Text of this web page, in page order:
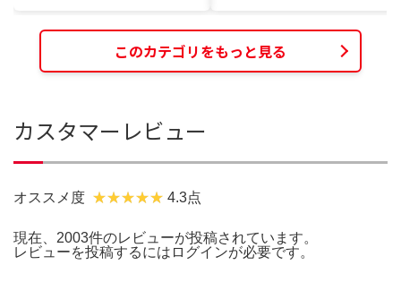
このカテゴリをもっと見る
カスタマーレビュー
オススメ度 4.3点
現在、2003件のレビューが投稿されています。
レビューを投稿するには ログインが必要です。